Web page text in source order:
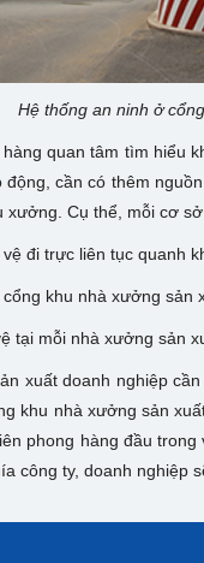
Hệ thống an ninh ở
quan tâm tìm hiểu
động, cần có thêm
xưởng. Cụ thể, mỗi cơ
đi trực liên tục quanh
khu nhà xưởng sản
tại mỗi nhà xưởng sản
xuất doanh nghiệp
khu nhà xưởng sản
phong hàng đầu
công ty, doanh nghiệp